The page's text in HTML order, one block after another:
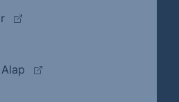
(külső oldalra ugrik)
oldalra ugrik)
(külső oldalra ugrik)